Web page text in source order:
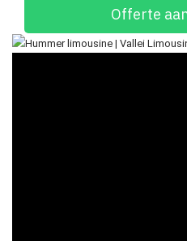
Offerte